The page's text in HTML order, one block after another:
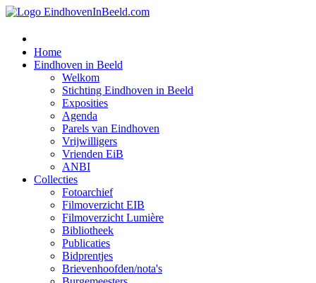
Home
Eindhoven in Beeld
Welkom
Stichting Eindhoven in Beeld
Exposities
Agenda
Parels van Eindhoven
Vrijwilligers
Vrienden EiB
ANBI
Collecties
Fotoarchief
Filmoverzicht EIB
Filmoverzicht Lumière
Bibliotheek
Publicaties
Bidprentjes
Brievenhoofden/nota's